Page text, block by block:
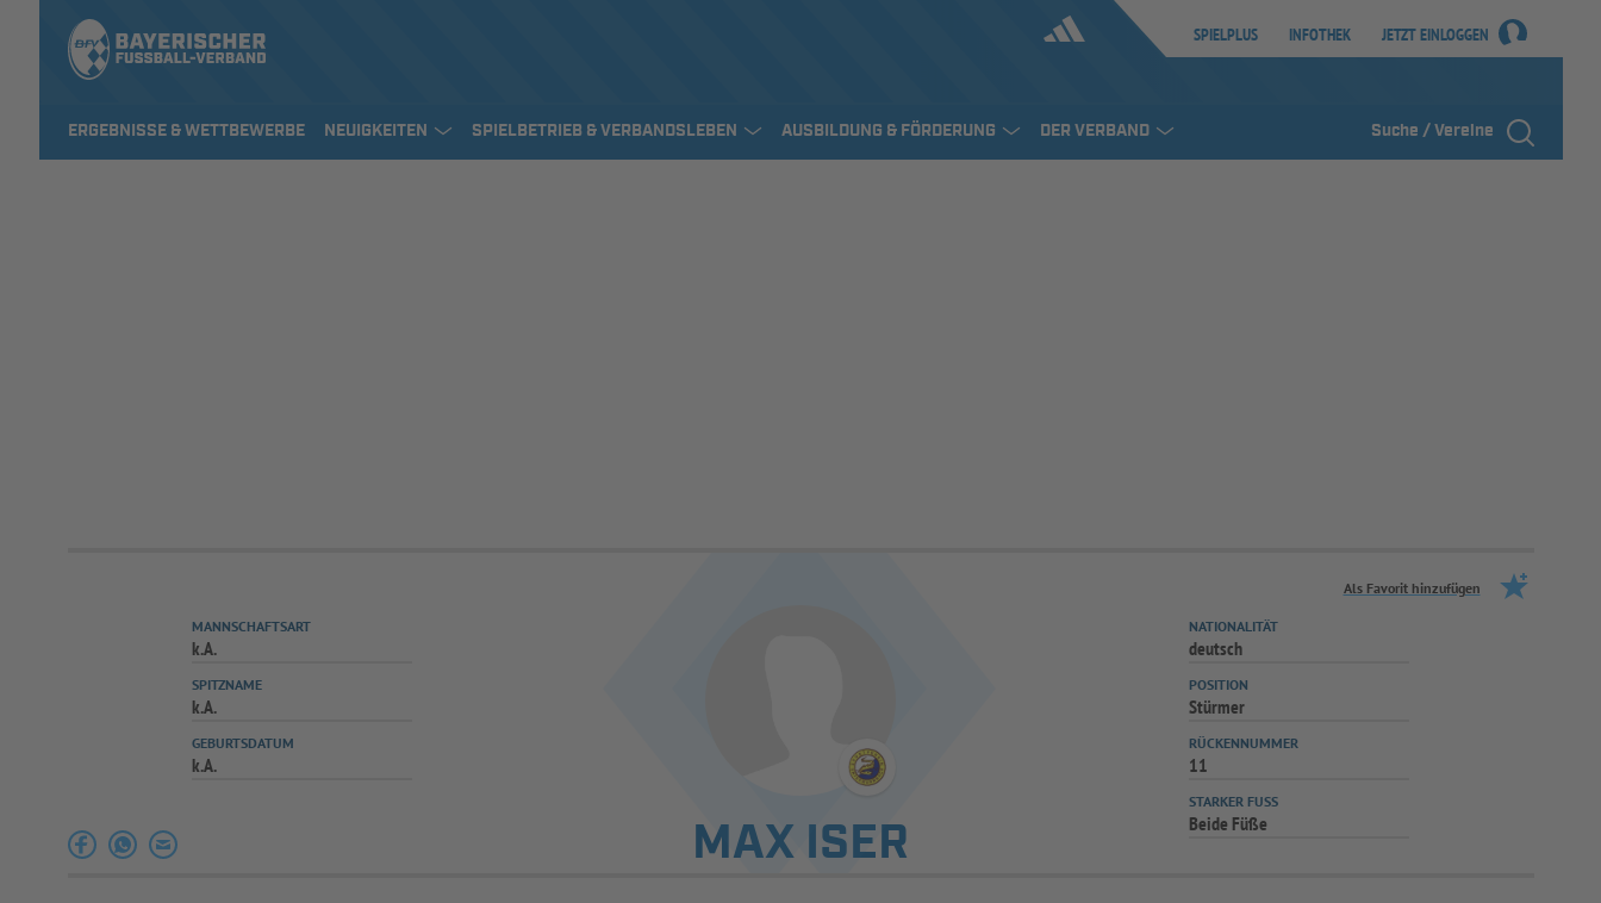
SPIELPLUS INFOTHEK JETZT EINLOGGEN
ERGEBNISSE & WETTBEWERBE NEUIGKEITEN SPIELBETRIEB & VERBANDSLEBEN AUSBILDUNG & FÖRDERUNG DER VERBAND Suche / Vereine
Als Favorit hinzufügen
MAX ISER
MANNSCHAFTSART
k.A.
SPITZNAME
k.A.
GEBURTSDATUM
k.A.
NATIONALITÄT
deutsch
POSITION
Stürmer
RÜCKENNUMMER
11
STARKER FUSS
Beide Füße